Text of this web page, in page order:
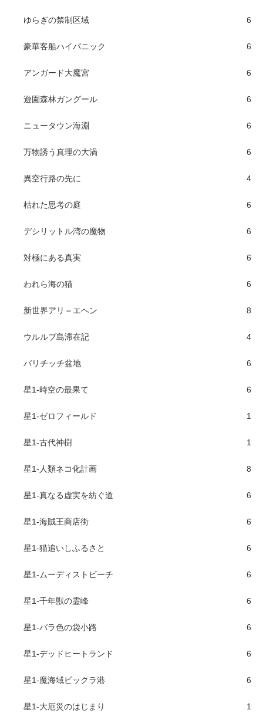
ゆらぎの禁制区域 6
豪華客船ハイパニック 6
アンガード大魔宮 6
遊園森林ガングール 6
ニュータウン海淵 6
万物誘う真理の大渦 6
異空行路の先に 4
枯れた思考の庭 6
デシリットル湾の魔物 6
対極にある真実 6
われら海の猫 6
新世界アリ＝エヘン 8
ウルルブ島滞在記 4
バリチッチ盆地 6
星1-時空の最果て 6
星1-ゼロフィールド 1
星1-古代神樹 1
星1-人類ネコ化計画 8
星1-真なる虚実を紡ぐ道 6
星1-海賊王商店街 6
星1-猫追いしふるさと 6
星1-ムーディストビーチ 6
星1-千年獣の霊峰 6
星1-バラ色の袋小路 6
星1-デッドヒートランド 6
星1-魔海域ビックラ港 6
星1-大厄災のはじまり 1